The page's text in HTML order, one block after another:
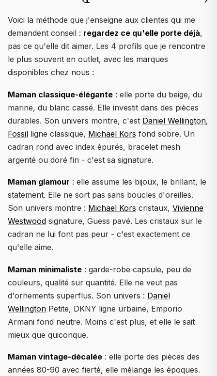
Voici la méthode que j'enseigne aux clientes qui me
demandent conseil : regardez ce qu'elle porte déjà,
pas ce qu'elle dit aimer. Les 4 profils que je rencontre
le plus souvent en outlet, avec les marques
disponibles chez nous :
Maman classique-élégante : elle porte du beige, du
marine, du blanc cassé. Elle investit dans des pièces
durables. Son univers montre, c'est Daniel Wellington,
Fossil ligne classique, Michael Kors fond sobre. Un
cadran rond avec index épurés, bracelet mesh
argenté ou doré fin - c'est sa signature.
Maman glamour : elle assume les bijoux, le brillant, le
statement. Elle ne sort pas sans boucles d'oreilles.
Son univers montre : Michael Kors cristaux, Vivienne
Westwood signature, Guess pavé. Les cristaux sur le
cadran ne lui font pas peur - c'est exactement ce
qu'elle aime.
Maman minimaliste : garde-robe capsule, peu de
couleurs, qualité sur quantité. Elle ne veut pas
d'ornements superflus. Son univers : Daniel
Wellington Petite, DKNY ligne urbaine, Emporio
Armani fond neutre. Moins c'est plus, et elle le sait
mieux que quiconque.
Maman vintage-décalée : elle porte des pièces des
années 80-90 avec fierté, elle mélange les époques.